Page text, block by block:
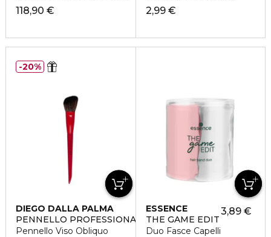
118,90 € 2,99 €
DIEGO DALLA PALMA
PENNELLO PROFESSIONALE
Pennello Viso Obliquo
20%
ESSENCE
THE GAME EDIT
Duo Fasce Capelli
3,89 €